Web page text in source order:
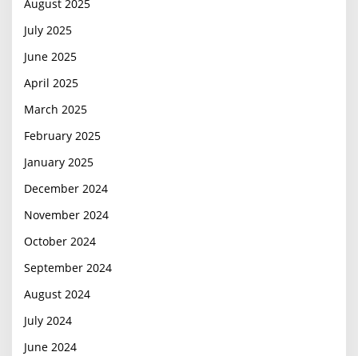
August 2025
July 2025
June 2025
April 2025
March 2025
February 2025
January 2025
December 2024
November 2024
October 2024
September 2024
August 2024
July 2024
June 2024